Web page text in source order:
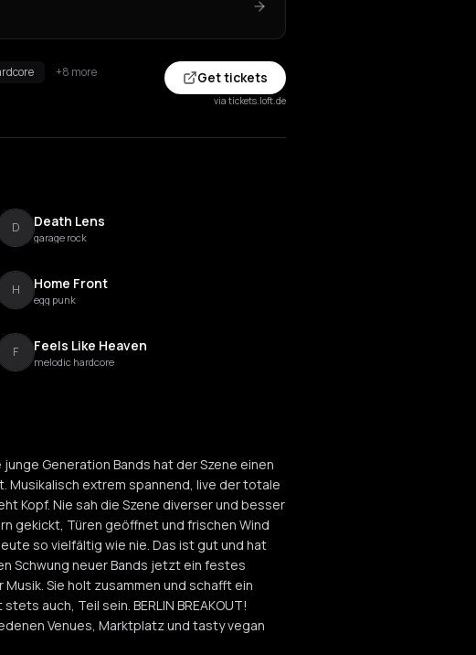
+8 more Get tickets
via tickets.loft.de
D Death Lens
garage rock
H Home Front
egg punk
F Feels Like Heaven
melodic hardcore
W Ways Away
Melodic Hardcore
Y YEAHRS
junge Generation Bands hat der Szene einen
Musikalisch extrem spannend, live der totale
Kopf. Nie sah die Szene diverser und besser
gekickt, Türen geöffnet und frischen Wind
so vielfältig wie nie. Das ist gut und hat
Schwung neuer Bands jetzt ein festes
Sie holt zusammen und schafft ein
auch, Teil sein. BERLIN BREAKOUT!
Venues, Marktplatz und tasty vegan